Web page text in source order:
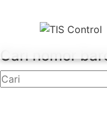
Cari nomor